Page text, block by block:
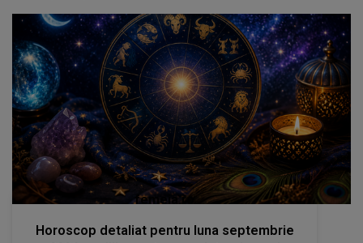
femeia.ro
Horoscop detaliat pentru luna septembrie